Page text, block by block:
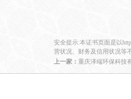
安全提示:本证书页面是以
营状况、财务及信用状况等
上一家： 重庆泽端环保科技